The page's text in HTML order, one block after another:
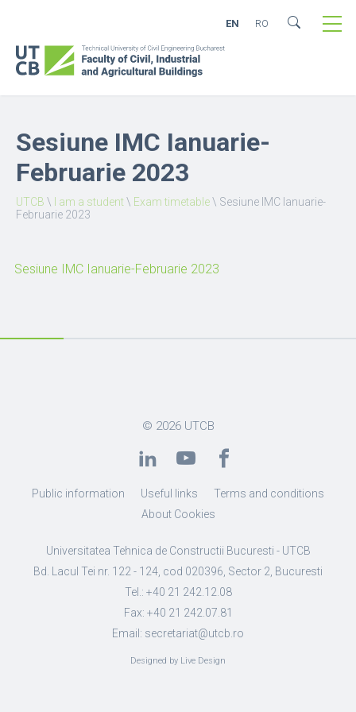
EN RO
Sesiune IMC Ianuarie-
Februarie 2023
UTCB \ I am a student\ Exam timetable\ Sesiune IMC Ianuarie-
Februarie 2023
Sesiune IMC Ianuarie-Februarie 2023
© 2026 UTCB
Public information Useful links
Terms and conditions
About Cookies
Universitatea Tehnica de Constructii Bucuresti - UTCB
Bd. Lacul Tei nr. 122 - 124, cod 020396, Sector 2, Bucuresti
Tel.: +40 21 242.12.08
Fax: +40 21 242.07.81
Email: secretariat@utcb.ro
Designed by Live Design